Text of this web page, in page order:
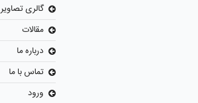
گالری تصاویر
مقالات
درباره ما
تماس با ما
ورود